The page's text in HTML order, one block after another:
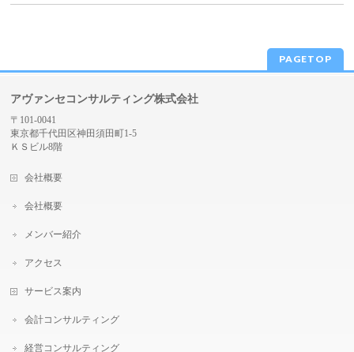
PAGETOP
アヴァンセコンサルティング株式会社
〒101-0041
東京都千代田区神田須田町1-5
ＫＳビル8階
会社概要
会社概要
メンバー紹介
アクセス
サービス案内
会計コンサルティング
経営コンサルティング